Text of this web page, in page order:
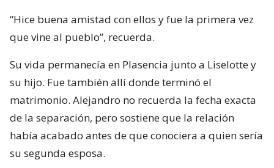
“Hice buena amistad con ellos y fue la primera vez
que vine al pueblo”, recuerda.
Su vida permanecía en Plasencia junto a Liselotte y
su hijo. Fue también allí donde terminó el
matrimonio. Alejandro no recuerda la fecha exacta
de la separación, pero sostiene que la relación
había acabado antes de que conociera a quien sería
su segunda esposa.